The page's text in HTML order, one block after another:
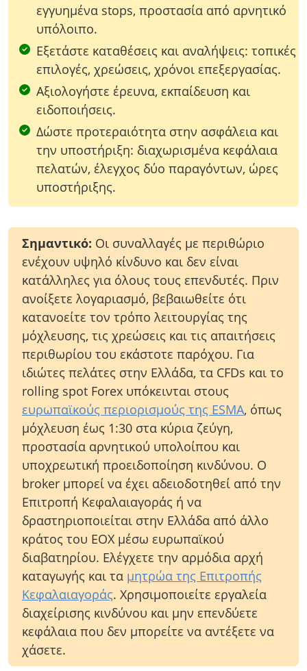
Συμβόλαια Μελλοντικής Εκπλήρωσης Ομολόγων
Συμβόλαια Μελλοντικής Εκπλήρωσης
Συναλλάγματος
εγγυημένα stops, προστασία από αρνητικό
υπόλοιπο.
Εξετάστε καταθέσεις και αναλήψεις: τοπικές
επιλογές, χρεώσεις, χρόνοι επεξεργασίας.
Αξιολογήστε έρευνα, εκπαίδευση και
ειδοποιήσεις.
Δώστε προτεραιότητα στην ασφάλεια και
την υποστήριξη: διαχωρισμένα κεφάλαια
πελατών, έλεγχος δύο παραγόντων, ώρες
υποστήριξης.
Σημαντικό: Οι συναλλαγές με περιθώριο
ενέχουν υψηλό κίνδυνο και δεν είναι
κατάλληλες για όλους τους επενδυτές. Πριν
ανοίξετε λογαριασμό, βεβαιωθείτε ότι
κατανοείτε τον τρόπο λειτουργίας της
μόχλευσης, τις χρεώσεις και τις απαιτήσεις
περιθωρίου του εκάστοτε παρόχου. Για
ιδιώτες πελάτες στην Ελλάδα, τα CFDs και το
rolling spot Forex υπόκεινται στους
ευρωπαϊκούς περιορισμούς της ESMA, όπως
μόχλευση έως 1:30 στα κύρια ζεύγη,
προστασία αρνητικού υπολοίπου και
υποχρεωτική προειδοποίηση κινδύνου. Ο
broker μπορεί να έχει αδειοδοτηθεί από την
Επιτροπή Κεφαλαιαγοράς ή να
δραστηριοποιείται στην Ελλάδα από άλλο
κράτος του ΕΟΧ μέσω ευρωπαϊκού
διαβατηρίου. Ελέγχετε την αρμόδια αρχή
καταγωγής και τα μητρώα της Επιτροπής
Κεφαλαιαγοράς. Χρησιμοποιείτε εργαλεία
διαχείρισης κινδύνου και μην επενδύετε
κεφάλαια που δεν μπορείτε να αντέξετε να
χάσετε.